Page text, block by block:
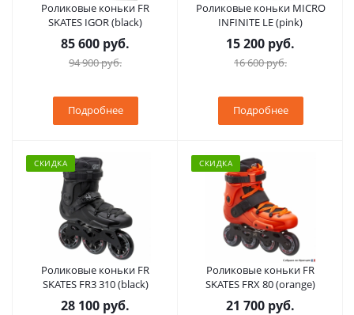
Роликовые коньки FR
SKATES IGOR (black)
85 600 руб.
94 900 руб.
Подробнее
Роликовые коньки MICRO
INFINITE LE (pink)
15 200 руб.
16 600 руб.
Подробнее
СКИДКА
Роликовые коньки FR
SKATES FR3 310 (black)
28 100 руб.
СКИДКА
Роликовые коньки FR
SKATES FRX 80 (orange)
21 700 руб.